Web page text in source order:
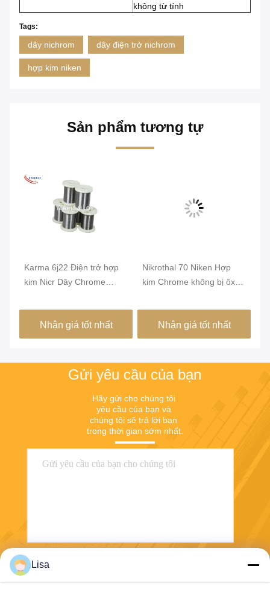
không từ tính
Tags:
dây nichrom dây điện trở nichrom
hợp kim niken
Sản phẩm tương tự
Karma 6j22 Điện trở hợp
kim Nicr Dây Chrome
Nhận giá tốt nhất
Nikrothal 70 Niken Hợp
kim Chrome không bị ôxy
Nhận giá tốt nhất
Gửi yêu cầu của bạn
Hãy gửi cho chúng tôi
yêu cầu của bạn và
chúng tôi sẽ trả lời bạn
trong thời gian sớm nhất.
Lisa